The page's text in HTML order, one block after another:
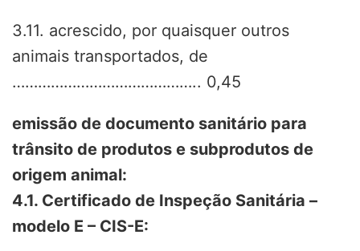
3.11. acrescido, por quaisquer outros
animais transportados, de
…………………………………….. 0,45
emissão de documento sanitário para
trânsito de produtos e subprodutos de
origem animal:
4.1. Certificado de Inspeção Sanitária –
modelo E – CIS-E: